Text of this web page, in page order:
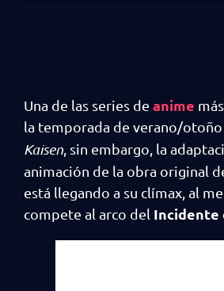
Una de las series de anime
la temporada de verano/otoño
Kaisen , sin embargo, la
animación de la obra original
está llegando a su clímax, al
compete al arco del Incidente